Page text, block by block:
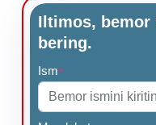
Iltimos, bemor
bering.
Ism*